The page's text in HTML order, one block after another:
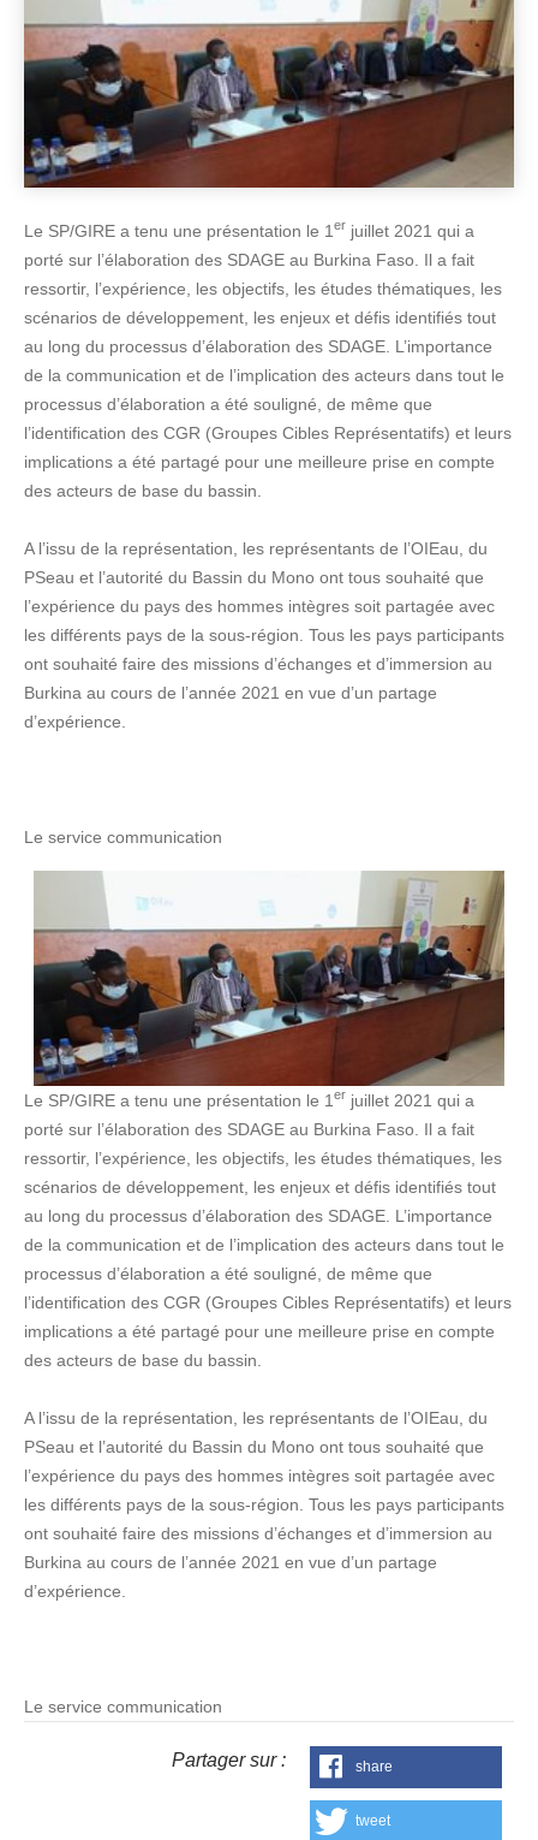
Le SP/GIRE a tenu une présentation le 1 er juillet 2021 qui a
porté sur l’élaboration des SDAGE au Burkina Faso. Il a fait
ressortir, l’expérience, les objectifs, les études thématiques, les
scénarios de développement, les enjeux et défis identifiés tout
au long du processus d’élaboration des SDAGE. L’importance
de la communication et de l’implication des acteurs dans tout le
processus d’élaboration a été souligné, de même que
l’identification des CGR (Groupes Cibles Représentatifs) et leurs
implications a été partagé pour une meilleure prise en compte
des acteurs de base du bassin.
A l’issu de la représentation, les représentants de l’OIEau, du
PSeau et l’autorité du Bassin du Mono ont tous souhaité que
l’expérience du pays des hommes intègres soit partagée avec
les différents pays de la sous-région. Tous les pays participants
ont souhaité faire des missions d’échanges et d’immersion au
Burkina au cours de l’année 2021 en vue d’un partage
d’expérience.
Le service communication
Le SP/GIRE a tenu une présentation le 1 er juillet 2021 qui a
porté sur l’élaboration des SDAGE au Burkina Faso. Il a fait
ressortir, l’expérience, les objectifs, les études thématiques, les
scénarios de développement, les enjeux et défis identifiés tout
au long du processus d’élaboration des SDAGE. L’importance
de la communication et de l’implication des acteurs dans tout le
processus d’élaboration a été souligné, de même que
l’identification des CGR (Groupes Cibles Représentatifs) et leurs
implications a été partagé pour une meilleure prise en compte
des acteurs de base du bassin.
A l’issu de la représentation, les représentants de l’OIEau, du
PSeau et l’autorité du Bassin du Mono ont tous souhaité que
l’expérience du pays des hommes intègres soit partagée avec
les différents pays de la sous-région. Tous les pays participants
ont souhaité faire des missions d’échanges et d’immersion au
Burkina au cours de l’année 2021 en vue d’un partage
d’expérience.
Le service communication
Partager sur : share
tweet